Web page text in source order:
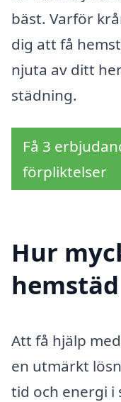
bäst. Varför
dig att få
njuta av ditt
städning.
Få 3
förpliktelser
Hur
Att få hjälp
en utmärkt
tid och energi i